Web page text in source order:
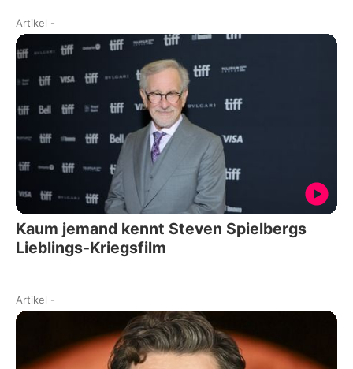
Artikel -
Kaum jemand kennt Steven Spielbergs
Lieblings-Kriegsfilm
Artikel -